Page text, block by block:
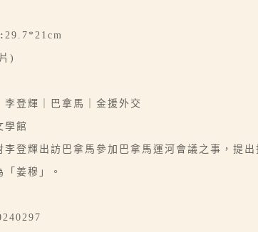
29.7*21cm
)
李登輝｜巴拿馬｜金援外交
學館
李登輝出訪巴拿馬參加巴拿馬運河會議之事，提
姜穆」。